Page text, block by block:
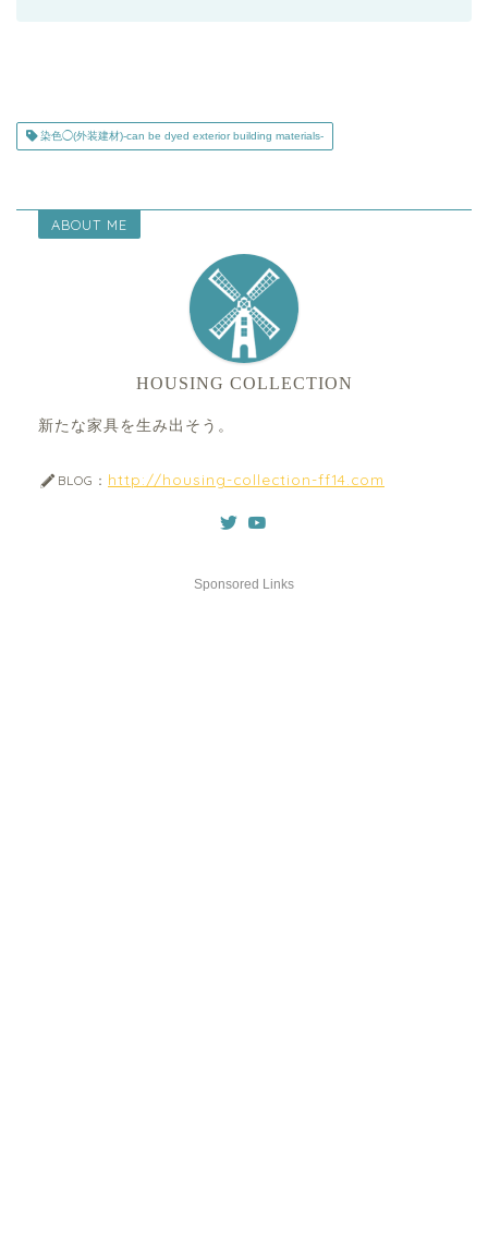
染色◯(外装建材)-can be dyed exterior building materials-
ABOUT ME
HOUSING COLLECTION
新たな家具を生み出そう。
BLOG： http://housing-collection-ff14.com
Sponsored Links